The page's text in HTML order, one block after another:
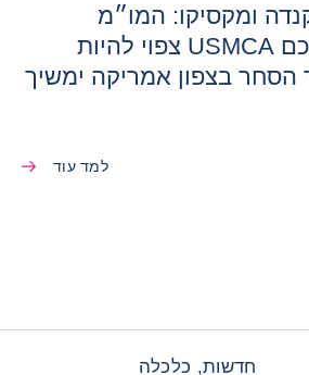
ומקסיקו: המו״מ
המחודש על הסכם USMCA צפוי להיות
הסחר בצפון אמריקה ימשיך
למד עוד
חדשות, כלכלה